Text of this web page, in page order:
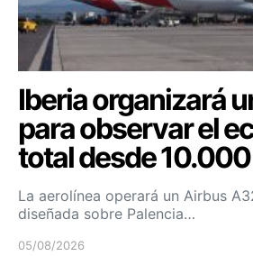
Iberia organizará
para observar el
total desde
La aerolínea operará un Airbus
diseñada sobre Palencia…
05/08/2026